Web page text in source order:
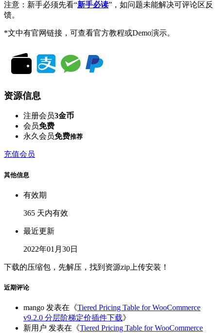
注意：新手必须先看“新手必读”，如问题未能解决可评论区反
馈。
*文中有官网链接，可查看官方教程或Demo演示。
资源信息
注册会员3金币
会员免费
永久会员免费推荐
充值会员
其他信息
有效期
365 天内有效
最近更新
2022年01月30日
下载的压缩包，先解压，找到资源zip上传安装！
近期评论
mango 发表在《Tiered Pricing Table for WooCommerce
v9.2.0 分层阶梯定价插件下载》
新用户 发表在《Tiered Pricing Table for WooCommerce